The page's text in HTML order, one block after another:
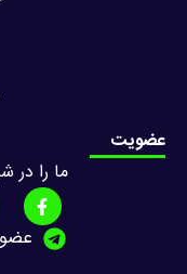
عضویت
ما را در